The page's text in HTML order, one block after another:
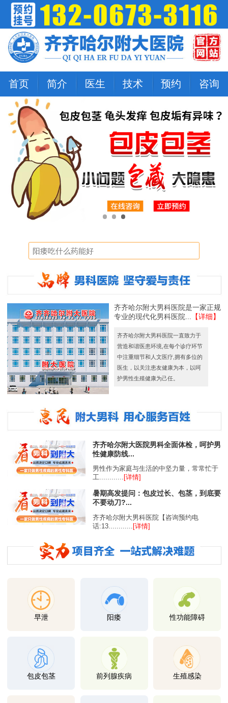
首页 简介 医生 技术 预约 咨询
齐齐哈尔附大男科医院是一家正规
专业的现代化男科医院...
【详细】
齐齐哈尔附大男科医院一直致力于
营造和谐医患环境,在每个诊疗环节
中注重细节和人文医疗,拥有多位的
医生，以关注患友健康为本，以呵
护男性生殖健康为己任。
齐齐哈尔附大医院男科全面体检，呵护男
性健康防线...
男性作为家庭与生活的中坚力量，常常忙于
工............ [详情]
暑期高发提问：包皮过长、包茎，到底要
不要动刀?...
齐齐哈尔附大男科医院【咨询预约电
话:13............
[详情]
早泄 阳痿 性功能障碍
包皮包茎 前列腺疾病 生殖感染